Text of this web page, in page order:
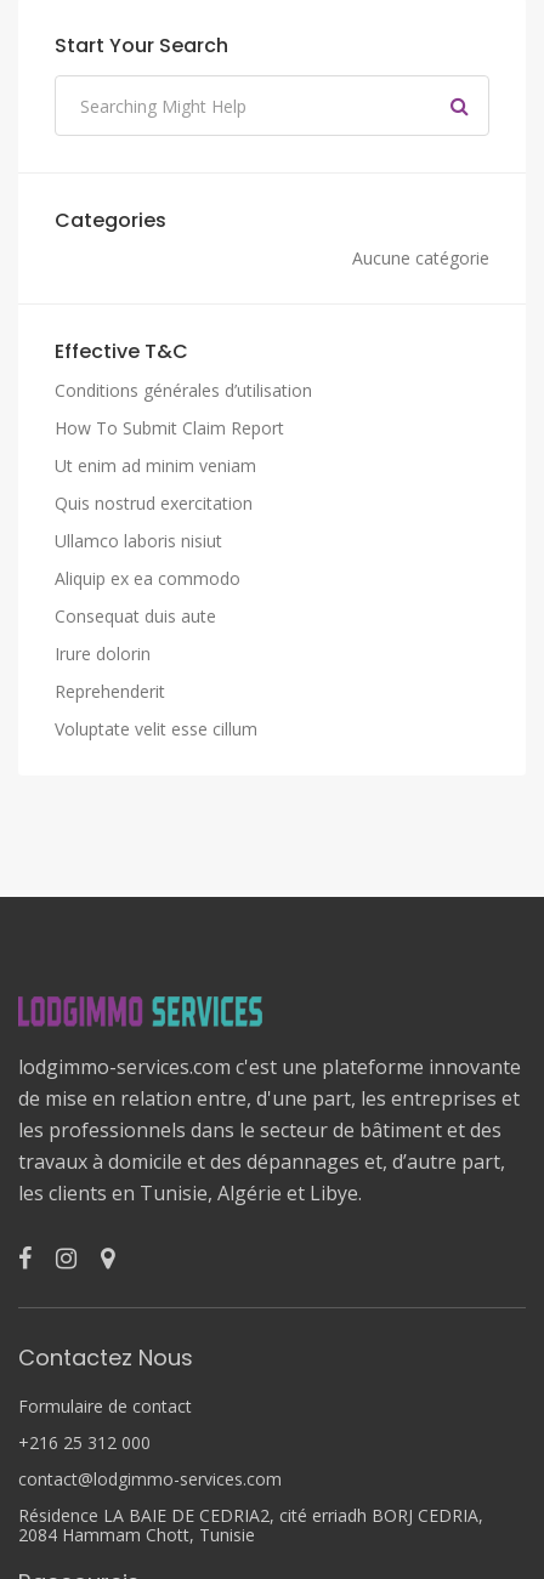
Start Your Search
Categories
Aucune catégorie
Effective T&C
Conditions générales d’utilisation
How To Submit Claim Report
Ut enim ad minim veniam
Quis nostrud exercitation
Ullamco laboris nisiut
Aliquip ex ea commodo
Consequat duis aute
Irure dolorin
Reprehenderit
Voluptate velit esse cillum
lodgimmo-services.com c'est une plateforme innovante
de mise en relation entre, d'une part, les entreprises et
les professionnels dans le secteur de bâtiment et des
travaux à domicile et des dépannages et, d’autre part,
les clients en Tunisie, Algérie et Libye.
Contactez Nous
Formulaire de contact
+216 25 312 000
contact@lodgimmo-services.com
Résidence LA BAIE DE CEDRIA2, cité erriadh BORJ CEDRIA,
2084 Hammam Chott, Tunisie